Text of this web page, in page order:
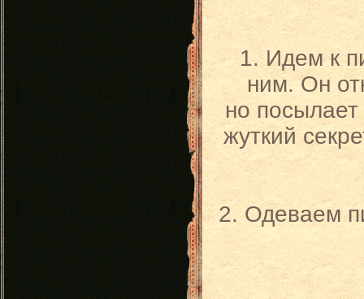
1. Идем к
ним. Он
но посылает
жуткий
2. Одеваем